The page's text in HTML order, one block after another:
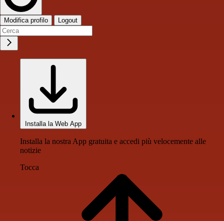
Modifica profilo Logout
Installa la Web App
Installa la nostra App gratuita e accedi più velocemente alle
notizie
Tocca